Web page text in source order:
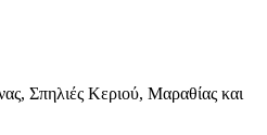
Σπηλιές Κεριού, Μαραθίας και